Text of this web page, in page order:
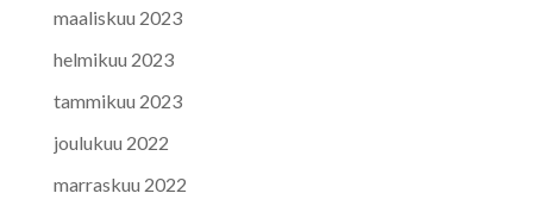
maaliskuu 2023
helmikuu 2023
tammikuu 2023
joulukuu 2022
marraskuu 2022